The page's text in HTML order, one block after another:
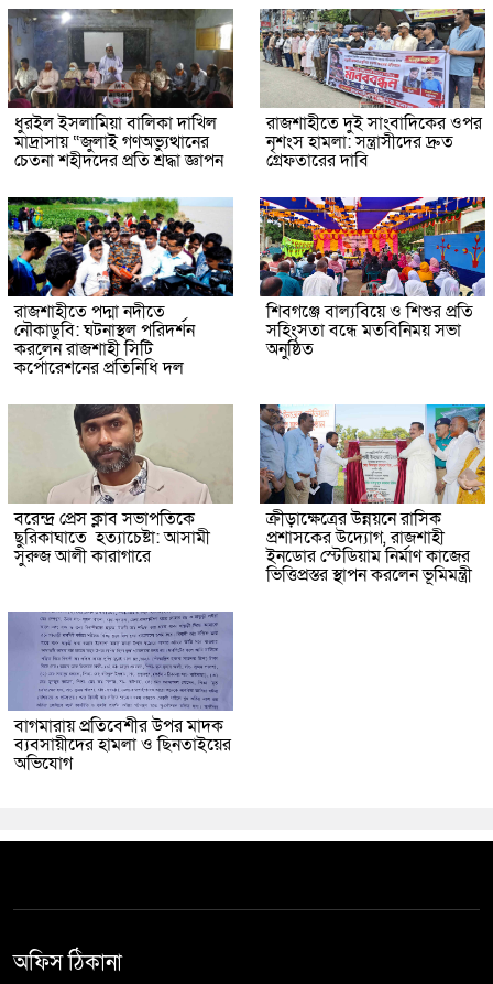
ধুরইল ইসলামিয়া বালিকা দাখিল
মাদ্রাসায় “জুলাই গণঅভ্যুত্থানের
চেতনা শহীদদের প্রতি শ্রদ্ধা জ্ঞাপন
রাজশাহীতে দুই সাংবাদিকের ওপর
নৃশংস হামলা: সন্ত্রাসীদের দ্রুত
গ্রেফতারের দাবি
রাজশাহীতে পদ্মা নদীতে
নৌকাডুবি: ঘটনাস্থল পরিদর্শন
করলেন রাজশাহী সিটি
কর্পোরেশনের প্রতিনিধি দল
শিবগঞ্জে বাল্যবিয়ে ও শিশুর প্রতি
সহিংসতা বন্ধে মতবিনিময় সভা
অনুষ্ঠিত
বরেন্দ্র প্রেস ক্লাব সভাপতিকে
ছুরিকাঘাতে হত্যাচেষ্টা: আসামী
সুরুজ আলী কারাগারে
ক্রীড়াক্ষেত্রের উন্নয়নে রাসিক
প্রশাসকের উদ্যোগ, রাজশাহী
ইনডোর স্টেডিয়াম নির্মাণ কাজের
ভিত্তিপ্রস্তর স্থাপন করলেন ভূমিমন্ত্রী
বাগমারায় প্রতিবেশীর উপর মাদক
ব্যবসায়ীদের হামলা ও ছিনতাইয়ের
অভিযোগ
অফিস ঠিকানা